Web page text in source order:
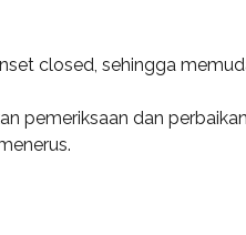
closed, sehingga
pemeriksaan dan